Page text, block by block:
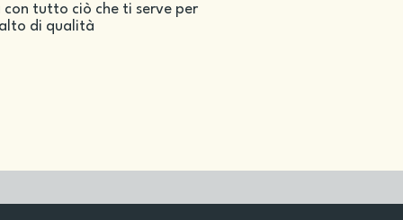
tutto ciò che ti serve per
di qualità